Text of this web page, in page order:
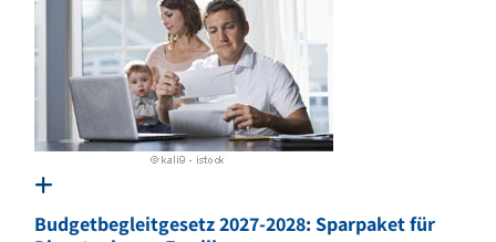
MONDSEE-
Steuerberatung - Wirtschaftsprüfung -
Budgetbegleitgesetz 2027-2028: Sparpaket für